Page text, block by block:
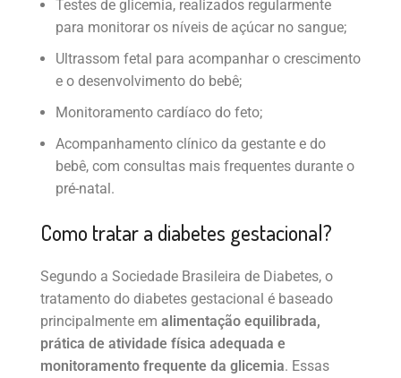
Testes de glicemia, realizados regularmente
para monitorar os níveis de açúcar no sangue;
Ultrassom fetal para acompanhar o crescimento
e o desenvolvimento do bebê;
Monitoramento cardíaco do feto;
Acompanhamento clínico da gestante e do
bebê, com consultas mais frequentes durante o
pré-natal.
Como tratar a diabetes gestacional?
Segundo a Sociedade Brasileira de Diabetes, o
tratamento do diabetes gestacional é baseado
principalmente em alimentação equilibrada,
prática de atividade física adequada e
monitoramento frequente da glicemia. Essas